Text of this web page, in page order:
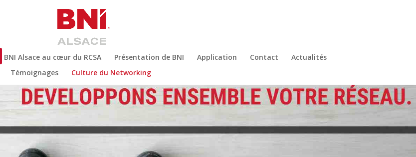
BNI Alsace au cœur du RCSA Présentation de BNI Application Contact
Actualités
Témoignages
Culture du Networking